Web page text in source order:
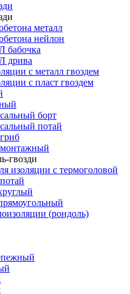
металл
нейлон
бабочка
дрива
с металл гвоздем
с пласт гвоздем
борт
потай
монтажный
гвозди
изоляции с термоголовой
(рондоль)